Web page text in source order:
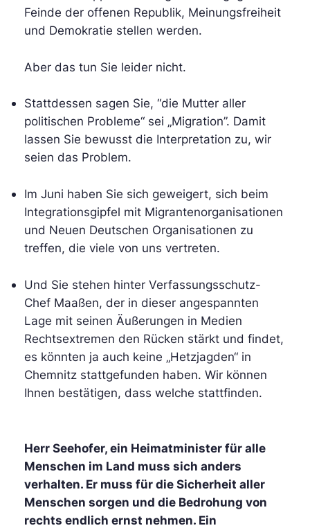
Feinde der offenen Republik, Meinungsfreiheit
und Demokratie stellen werden.
Aber das tun Sie leider nicht.
Stattdessen sagen Sie, “die Mutter aller
politischen Probleme“ sei „Migration”. Damit
lassen Sie bewusst die Interpretation zu, wir
seien das Problem.
Im Juni haben Sie sich geweigert, sich beim
Integrationsgipfel mit Migrantenorganisationen
und Neuen Deutschen Organisationen zu
treffen, die viele von uns vertreten.
Und Sie stehen hinter Verfassungsschutz-
Chef Maaßen, der in dieser angespannten
Lage mit seinen Äußerungen in Medien
Rechtsextremen den Rücken stärkt und findet,
es könnten ja auch keine „Hetzjagden“ in
Chemnitz stattgefunden haben. Wir können
Ihnen bestätigen, dass welche stattfinden.
Herr Seehofer, ein Heimatminister für alle
Menschen im Land muss sich anders
verhalten. Er muss für die Sicherheit aller
Menschen sorgen und die Bedrohung von
rechts endlich ernst nehmen. Ein